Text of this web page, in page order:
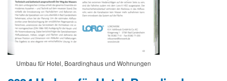
Umbau für Hotel, Boardinghaus und Wohnungen